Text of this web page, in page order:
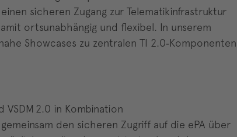
sicheren Zugang zur Telematikinfrastruktur
ortsunabhängig und flexibel. In unserem
Showcases zu zentralen TI 2.0‑Komponenten
VSDM 2.0 in Kombination
den sicheren Zugriff auf die ePA über